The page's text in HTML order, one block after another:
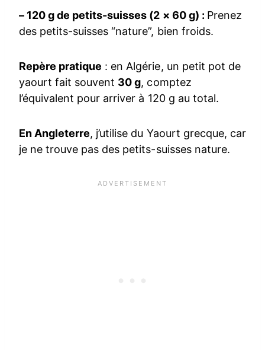
– 120 g de petits-suisses (2 × 60 g) : Prenez
des petits-suisses “nature”, bien froids.
Repère pratique : en Algérie, un petit pot de
yaourt fait souvent 30 g, comptez
l’équivalent pour arriver à 120 g au total.
En Angleterre, j’utilise du Yaourt grecque, car
je ne trouve pas des petits-suisses nature.